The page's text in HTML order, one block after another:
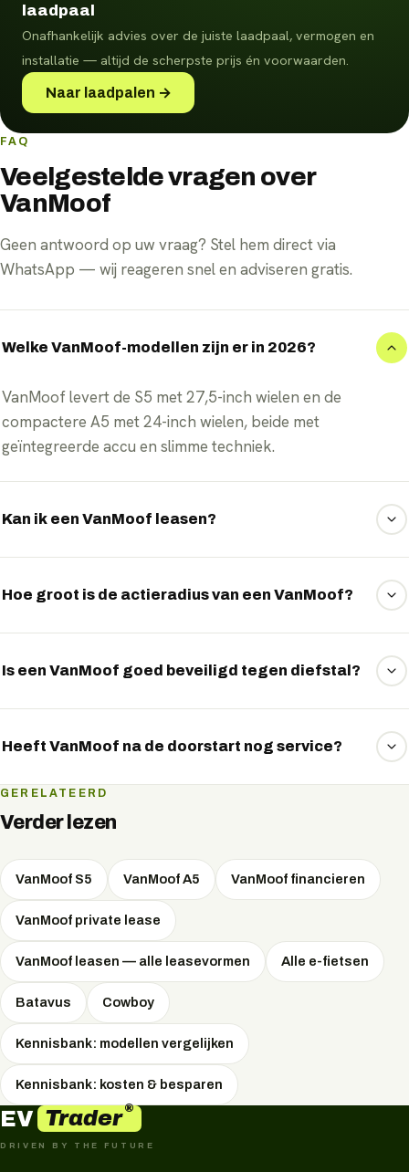
laadpaal
Onafhankelijk advies over de juiste laadpaal, vermogen en
installatie — altijd de scherpste prijs én voorwaarden.
Naar laadpalen →
FAQ
Veelgestelde vragen over
VanMoof
Geen antwoord op uw vraag? Stel hem direct via
WhatsApp — wij reageren snel en adviseren gratis.
Welke VanMoof-modellen zijn er in 2026?
VanMoof levert de S5 met 27,5-inch wielen en de
compactere A5 met 24-inch wielen, beide met
geïntegreerde accu en slimme techniek.
Kan ik een VanMoof leasen?
VanMoof, zodat u zonder grote eenmalige aanschaf op
Hoe groot is de actieradius van een VanMoof?
VanMoof tot circa 150 kilometer op één lading.
Is een VanMoof goed beveiligd tegen diefstal?
alarm en gps-tracking via de app, waarmee u de fiets kunt
Heeft VanMoof na de doorstart nog service?
Ja, na de doorstart beschikt VanMoof opnieuw over een
servicenetwerk en onderdelenvoorziening voor
GERELATEERD
Verder lezen
VanMoof S5 VanMoof A5 VanMoof financieren
VanMoof private lease
VanMoof leasen — alle leasevormen Alle e-fietsen
Batavus Cowboy
Kennisbank: modellen vergelijken
Kennisbank: kosten & besparen
EV Trader®
DRIVEN BY THE FUTURE